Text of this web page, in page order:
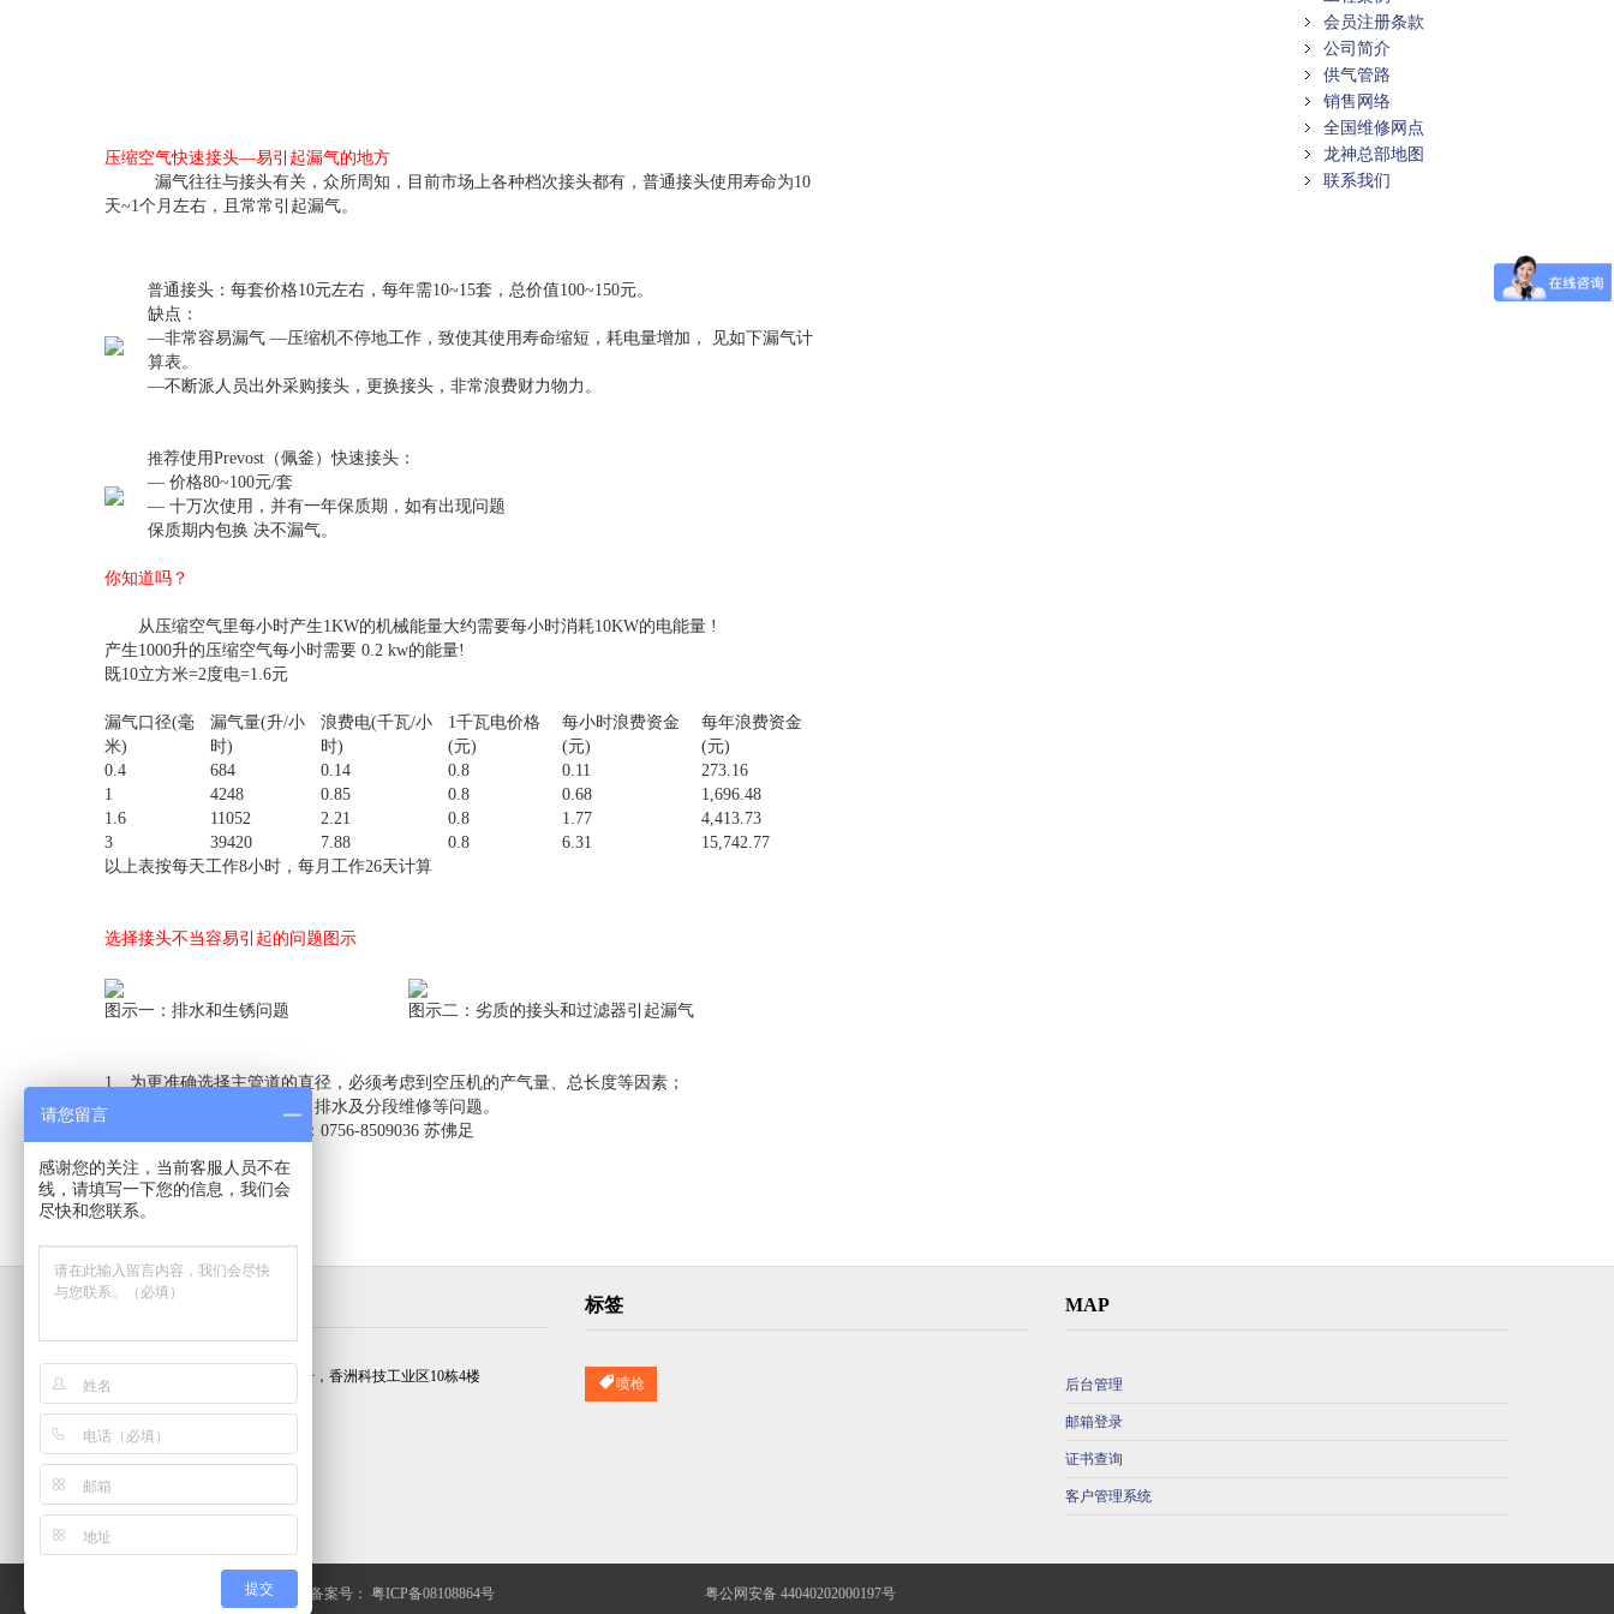
压缩空气快速接头—易引起漏气的地方
漏气往往与接头有关，众所周知，目前市场上各种档次接头都有，普通接头使用寿命为10
天~1个月左右，且常常引起漏气。
普通接头：每套价格10元左右，每年需10~15套，总价值100~150元。
缺点：
—非常容易漏气 —压缩机不停地工作，致使其使用寿命缩短，耗电量增加， 见如下漏气计
算表。
—不断派人员出外采购接头，更换接头，非常浪费财力物力。
推荐使用Prevost（佩釜）快速接头：
— 价格80~100元/套
— 十万次使用，并有一年保质期，如有出现问题
保质期内包换 决不漏气。
你知道吗？
从压缩空气里每小时产生1KW的机械能量大约需要每小时消耗10KW的电能量 !
产生1000升的压缩空气每小时需要 0.2 kw的能量!
既10立方米=2度电=1.6元
漏气口径(毫
米)
漏气量(升/小
时)
浪费电(千瓦/小
时)
1千瓦电价格
(元)
每小时浪费资金
(元)
每年浪费资金
(元)
0.4
684 0.14 0.8 0.11
273.16
1
4248 0.85 0.8 0.68
1,696.48
1.6
11052 2.21 0.8 1.77
4,413.73
3
39420 7.88 0.8 6.31
15,742.77
以上表按每天工作8小时，每月工作26天计算
选择接头不当容易引起的问题图示
图示一：排水和生锈问题 图示二：劣质的接头和过滤器引起漏气
1、为更准确选择主管道的直径，必须考虑到空压机的产气量、总长度等因素；
2、必须保证主管道的恒压、排水及分段维修等问题。
欢迎咨询，请与我们联系：0756-8509036 苏佛足
2012-11-27 33496
会员注册条款
公司简介
供气管路
销售网络
全国维修网点
龙神总部地图
联系我们
联系我们
广东省珠海市梅华西路2372号，香洲科技工业区10栋4楼
(86) 756-8509651/652/653
(86) 756-8509650
标签
喷枪
MAP
后台管理
邮箱登录
证书查询
客户管理系统
© 2012 珠海龙神.版权所有.. 网站备案号： 粤ICP备08108864号 粤公网安备 44040202000197号
请您留言
感谢您的关注，当前客服人员不在
线，请填写一下您的信息，我们会
尽快和您联系。
提交